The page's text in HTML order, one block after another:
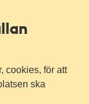
cookies, för att
ska